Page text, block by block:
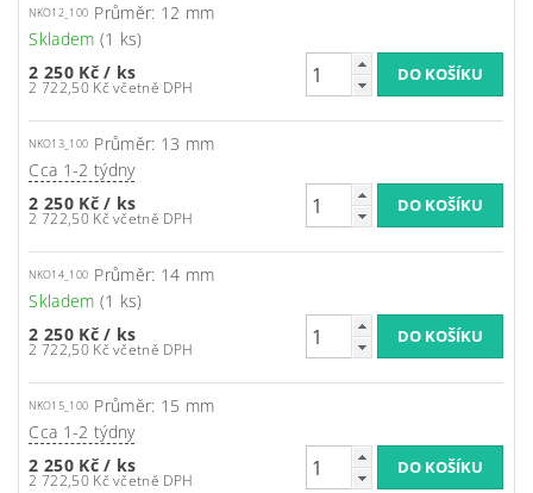
NKO12_100 Průměr: 12 mm
Skladem (1 ks)
2 250 Kč/ ks
2 722,50 Kč včetně DPH
NKO13_100 Průměr: 13 mm
Cca 1-2 týdny
2 250 Kč/ ks
2 722,50 Kč včetně DPH
NKO14_100 Průměr: 14 mm
Skladem (1 ks)
2 250 Kč/ ks
2 722,50 Kč včetně DPH
NKO15_100 Průměr: 15 mm
Cca 1-2 týdny
2 250 Kč/ ks
2 722,50 Kč včetně DPH